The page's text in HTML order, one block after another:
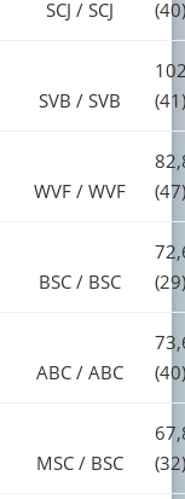
SCJ / SCJ
(40)
SVB / SVB
(41)
WVF / WVF
(47)
BSC / BSC
(29)
ABC / ABC
(40)
MSC / BSC
(32)